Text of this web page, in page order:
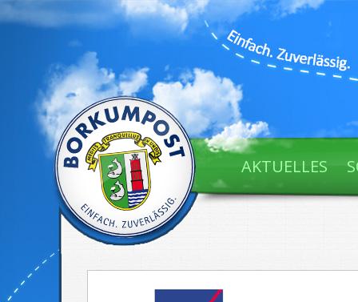
AKTUELLES